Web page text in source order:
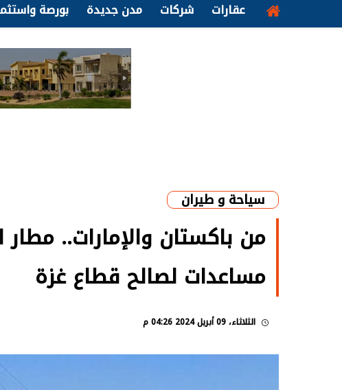
عقارات
شركات مدن جديدة بورصة
سياحة و طيران
من باكستان والإمارات..
مساعدات لصالح قطاع غزة
الثلاثاء، 09 أبريل 2024 04:26 م